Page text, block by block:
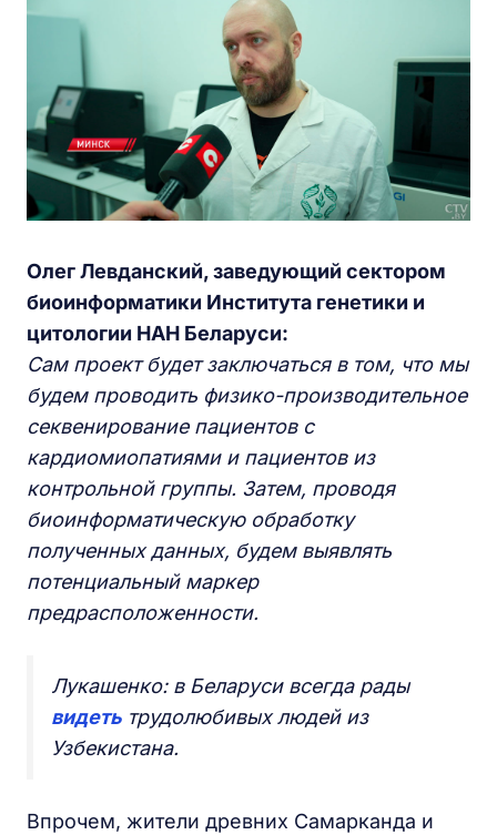
Олег Левданский, заведующий сектором
биоинформатики Института генетики и
цитологии НАН Беларуси:
Сам проект будет заключаться в том, что мы
будем проводить физико-производительное
секвенирование пациентов с
кардиомиопатиями и пациентов из
контрольной группы. Затем, проводя
биоинформатическую обработку
полученных данных, будем выявлять
потенциальный маркер
предрасположенности.
Лукашенко: в Беларуси всегда рады
видеть трудолюбивых людей из
Узбекистана.
Впрочем, жители древних Самарканда и